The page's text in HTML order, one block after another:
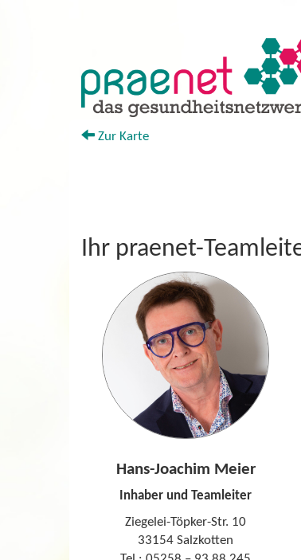
+
Zur Karte
Ihr praenet-
Hans-Joachim Meier
Inhaber und Teamleiter
Ziegelei-Töpker-Str. 10
33154 Salzkotten